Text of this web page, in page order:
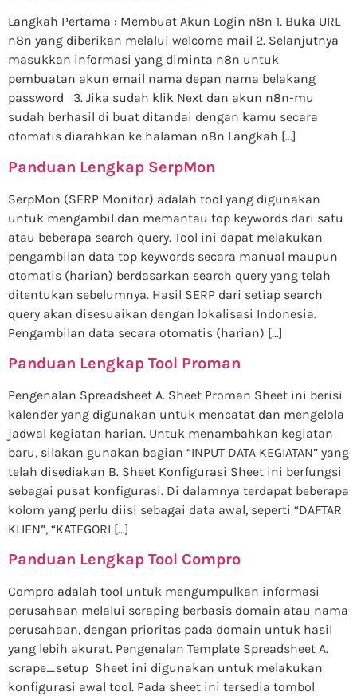
Langkah Pertama : Membuat Akun Login n8n 1. Buka URL
n8n yang diberikan melalui welcome mail 2. Selanjutnya
masukkan informasi yang diminta n8n untuk
pembuatan akun email nama depan nama belakang
password 3. Jika sudah klik Next dan akun n8n-mu
sudah berhasil di buat ditandai dengan kamu secara
otomatis diarahkan ke halaman n8n Langkah […]
Panduan Lengkap SerpMon
SerpMon (SERP Monitor) adalah tool yang digunakan
untuk mengambil dan memantau top keywords dari satu
atau beberapa search query. Tool ini dapat melakukan
pengambilan data top keywords secara manual maupun
otomatis (harian) berdasarkan search query yang telah
ditentukan sebelumnya. Hasil SERP dari setiap search
query akan disesuaikan dengan lokalisasi Indonesia.
Pengambilan data secara otomatis (harian) […]
Panduan Lengkap Tool Proman
Pengenalan Spreadsheet A. Sheet Proman Sheet ini berisi
kalender yang digunakan untuk mencatat dan mengelola
jadwal kegiatan harian. Untuk menambahkan kegiatan
baru, silakan gunakan bagian “INPUT DATA KEGIATAN” yang
telah disediakan B. Sheet Konfigurasi Sheet ini berfungsi
sebagai pusat konfigurasi. Di dalamnya terdapat beberapa
kolom yang perlu diisi sebagai data awal, seperti “DAFTAR
KLIEN”, “KATEGORI […]
Panduan Lengkap Tool Compro
Compro adalah tool untuk mengumpulkan informasi
perusahaan melalui scraping berbasis domain atau nama
perusahaan, dengan prioritas pada domain untuk hasil
yang lebih akurat. Pengenalan Template Spreadsheet A.
scrape_setup Sheet ini digunakan untuk melakukan
konfigurasi awal tool. Pada sheet ini tersedia tombol